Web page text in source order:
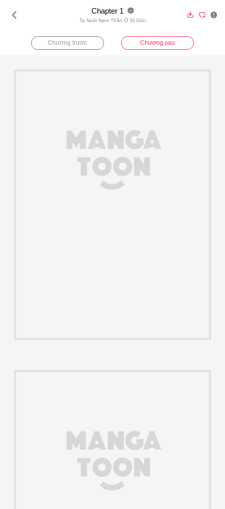
 Chapter 1 
Ta Nuôi Nam Thần Ở Dị Giới
  
Chương trước Chương sau